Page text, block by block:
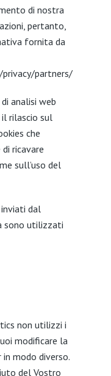
di nostra
pertanto,
fornita da
partners/
analisi web
rilascio sul
che
ricavare
sull’uso del
dal
sono utilizzati
non utilizzi i
modificare la
modo diverso.
del Vostro